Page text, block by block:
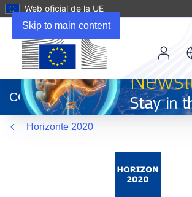
Skip to main content
Web oficial de la UE
abrirá
en
una
nueva
ventana)
CORDIS
Horizonte 2020